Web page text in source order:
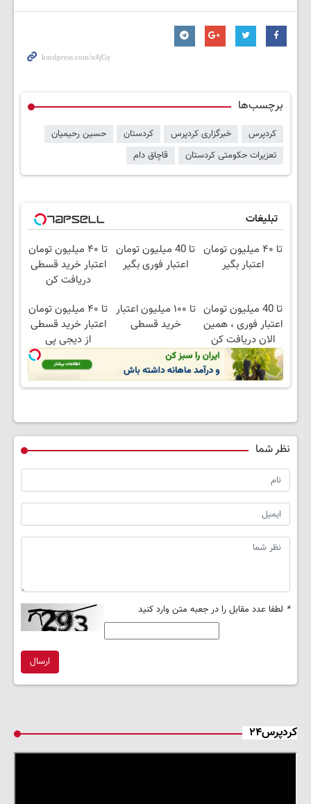
برچسب‌ها
کردپرس خبرگزاری کردپرس کردستان
حسین رحیمیان
تعزیرات حکومتی کردستان
قاچاق دام
تبلیغات
تا ۴۰ میلیون تومان
اعتبار بگیر
تا 40 میلیون تومان
اعتبار فوری بگیر
تا ۴۰ میلیون تومان
اعتبار خرید قسطی
دریافت کن
تا 40 میلیون تومان
اعتبار فوری ، همین
الان دریافت کن
تا ۱۰۰ میلیون اعتبار
خرید قسطی
تا ۴۰ میلیون تومان
اعتبار خرید قسطی
از دیجی پی
نظر شما
* لطفا عدد مقابل را در جعبه متن وارد کنید
ارسال
کردپرس۲۴